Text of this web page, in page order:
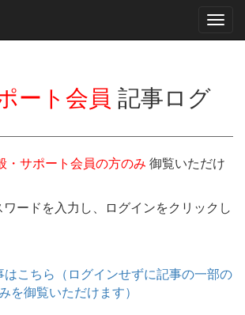
ート会員 記事ログ
・サポート会員の方のみ 御覧いただけ
ワードを入力し、ログインをクリックし
こちら（ログインせずに記事の一部の
を御覧いただけます）